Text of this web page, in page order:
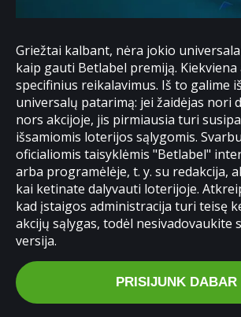
Griežtai kalbant, nėra jokio
kaip gauti Betlabel premiją.
specifinius reikalavimus. Iš to galime
universalų patarimą: jei žaidėjas nori
nors akcijoje, jis pirmiausia turi
išsamiomis loterijos sąlygomis.
oficialiomis taisyklėmis "Betlabel"
arba programėlėje, t. y. su redakcija,
kai ketinate dalyvauti loterijoje.
kad įstaigos administracija turi teisę
akcijų sąlygas, todėl nesivadovaukite
versija.
PRISIJUNK DABAR